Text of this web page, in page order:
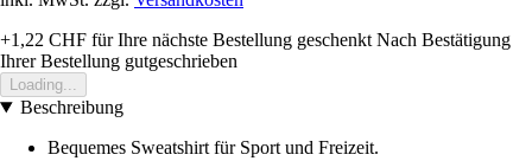
+1,22 CHF für Ihre nächste Bestellung geschenkt Nach Bestätigung
Ihrer Bestellung gutgeschrieben
Loading...
Beschreibung
Bequemes Sweatshirt für Sport und Freizeit.